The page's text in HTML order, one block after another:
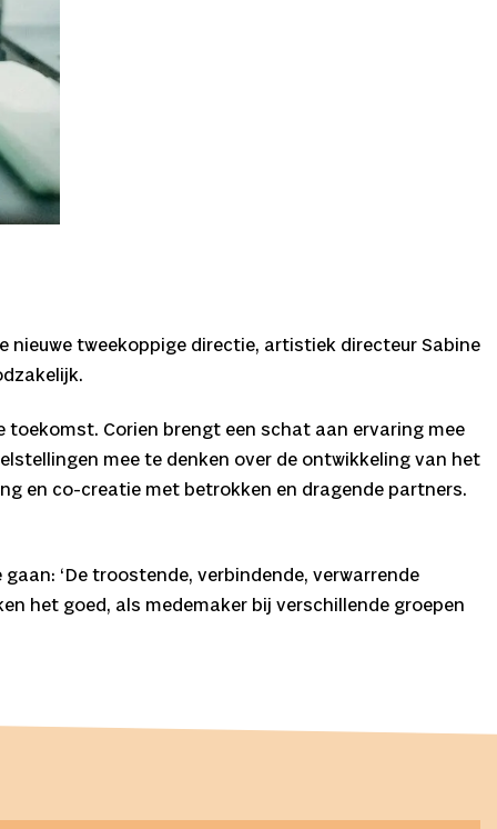
tweekoppige directie, artistiek directeur Sabine
toekomst. Corien brengt een schat aan ervaring mee
mee te denken over de ontwikkeling van het
en co-creatie met betrokken en dragende partners.
‘De troostende, verbindende, verwarrende
het goed, als medemaker bij verschillende groepen